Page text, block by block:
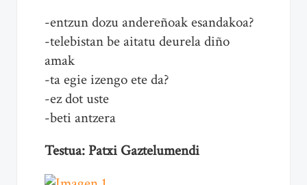
-entzun dozu andereñoak esandakoa?
-telebistan be aitatu deurela diño
amak
-ta egie izengo ete da?
-ez dot uste
-beti antzera
Testua: Patxi Gaztelumendi